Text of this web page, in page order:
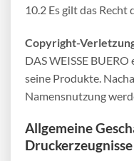
10.2 Es gilt das
Copyright-
DAS WEISSE
seine Produkte.
Namensnutzung
Allgemeine
Druckerzeugnisse